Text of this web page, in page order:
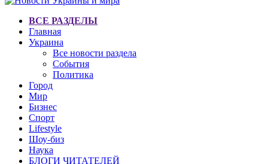
ВСЕ РАЗДЕЛЫ
Главная
Украина
Все новости раздела
События
Политика
Город
Мир
Бизнес
Спорт
Lifestyle
Шоу-биз
Наука
БЛОГИ ЧИТАТЕЛЕЙ